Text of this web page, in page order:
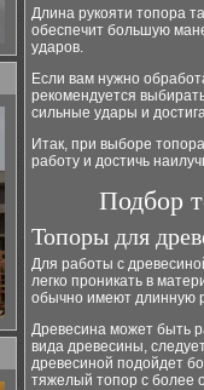
Длина рукояти топора
обеспечит большую
ударов.
Если вам нужно
рекомендуется
сильные удары и
Итак, при выборе
работу и достичь
Подбор
Топоры для
Для работы с
легко проникать в
обычно имеют длинную
Древесина может быть
вида древесины,
древесиной подойдет
тяжелый топор с более